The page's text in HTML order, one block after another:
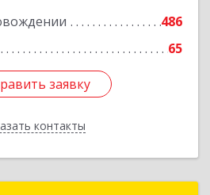
486
65
заявку
контакты
заявку
Назад